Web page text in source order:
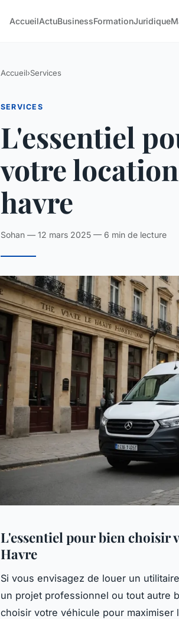
AccueilActuBusinessFormationJuridique
Accueil›Services
SERVICES
L'essentiel
votre
havre
Sohan — 12 mars 2025 — 6 min de lecture
L'essentiel pour bien
Havre
Si vous envisagez de louer un
un projet professionnel ou tout autre
choisir votre véhicule pour